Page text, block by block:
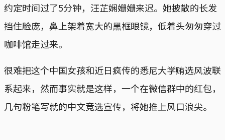
约定时间过了5分钟，汪芷娴姗姗来迟。她披散的长发
挡住脸庞，鼻上架着宽大的黑框眼镜，低着头匆匆穿过
咖啡馆走过来。
很难把这个中国女孩和近日疯传的悉尼大学贿选风波联
系起来，然而事实就是这样，一个在微信群中的红包，
几句粉笔写就的中文竞选宣传，将她推上风口浪尖。